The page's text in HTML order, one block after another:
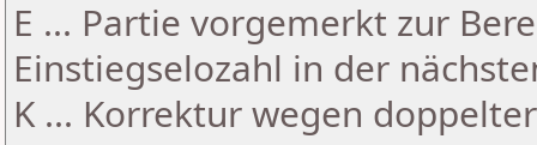
E ... Partie vorgemerkt zur
Einstiegselozahl in der
K ... Korrektur wegen